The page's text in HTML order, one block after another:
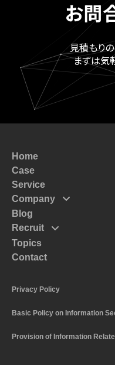
お問
見積もり
まずは気
Home
Case
Service
Company
Mission
Message
Profile
Blog
Recruit
Top Massege
Interview
Work Style and
Application
Topics
Contact
Privacy Policy
Basic Policy on Information
Provision of Information